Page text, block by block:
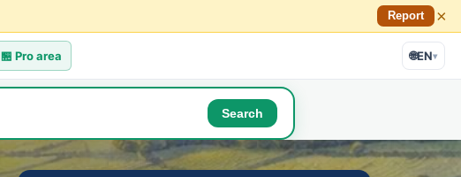
Report ×
🏪Pro area 🌐EN▾
Search